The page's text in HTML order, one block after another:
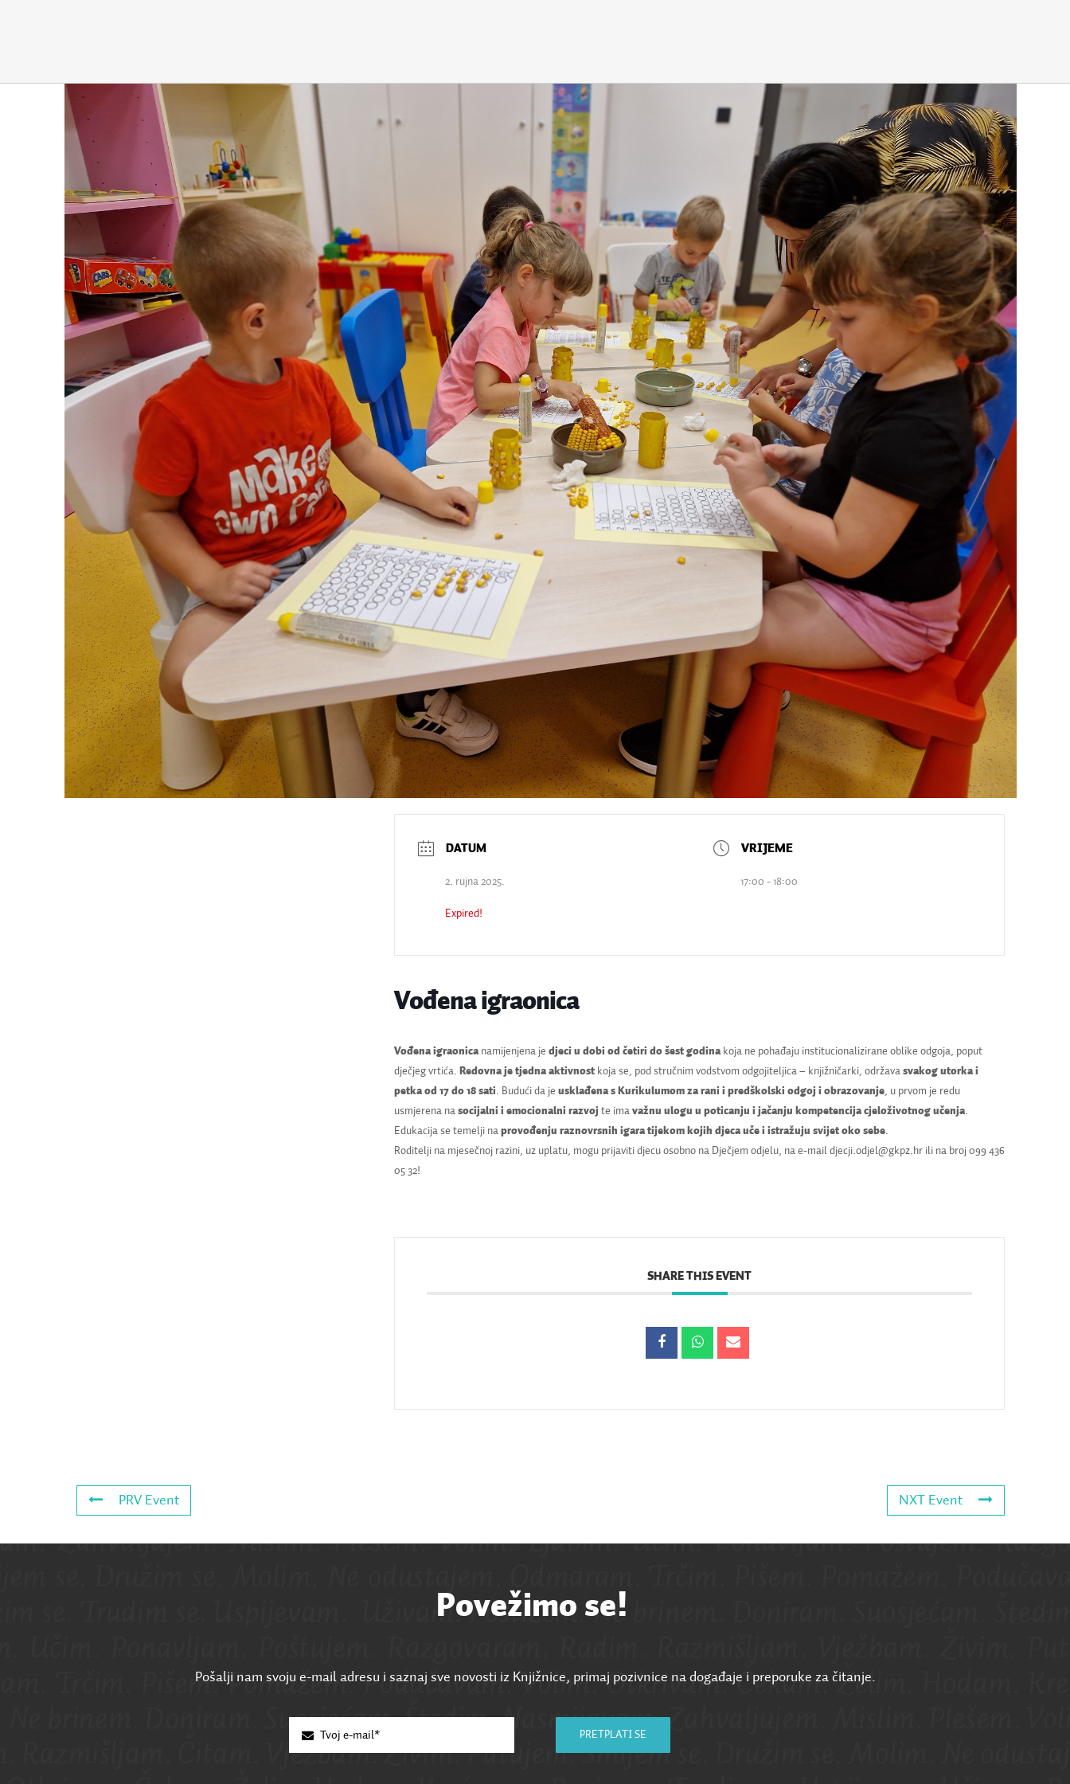
2. rujna 2025.
Expired!
17:00 - 18:00
Vođena igraonica
Vođena igraonica namijenjena jedjeci u dobi od četiri do šest godina koja ne pohađaju institucionalizirane oblike odgoja, poput
dječjeg vrtića. Redovna je tjedna aktivnost koja se, pod stručnim vodstvom odgojiteljica – knjižničarki, održavasvakog utorka i
petka od 17 do 18 sati. Budući da jeusklađena s Kurikulumom za rani i predškolski odgoj i obrazovanje, u prvom je redu
usmjerena nasocijalni i emocionalni razvoj te imavažnu ulogu u poticanju i jačanju kompetencija cjeloživotnog učenja.
Edukacija se temelji naprovođenju raznovrsnih igara tijekom kojih djeca uče i istražuju svijet oko sebe.
Roditelji na mjesečnoj razini, uz uplatu, mogu prijaviti djecu osobno na Dječjem odjelu, na e-mail djecji.odjel@gkpz.hr ili na broj 099 436
05 32!
SHARE THIS EVENT
PRV Event NXT Event
Povežimo se!
Pošalji nam svoju e-mail adresu i saznaj sve novosti iz Knjižnice, primaj pozivnice na događaje i preporuke za čitanje.
PRETPLATI SE